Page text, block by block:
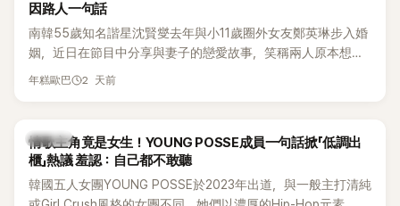
因路人一句話
南韓55歲知名諧星沈賢燮去年與小11歲圈外女友鄭英琳步入婚
姻，近日在節目中分享與妻子的戀愛故事，笑稱兩人原本想享
受兩人世界，沒想到站在飯店門口時竟被路人認出，還一路替
年糕歐巴 2 天前
K-POP
情歌主角竟是女生！YOUNG POSSE成員一句話掀「低調出
櫃」熱議 羞認：自己都不敢聽
韓國五人女團YOUNG POSSE於2023年出道，與一般主打清純